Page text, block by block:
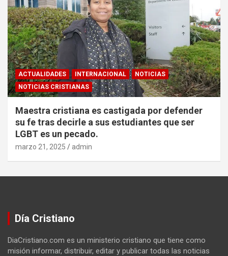
ACTUALIDADES INTERNACIONAL
NOTICIAS
NOTICIAS CRISTIANAS
Maestra cristiana es castigada por defender
su fe tras decirle a sus estudiantes que ser
LGBT es un pecado.
marzo 21, 2025 admin
Día Cristiano
DiaCristiano.com es un ministerio cristiano que tiene como
misión informar, distribuir, editar y publicar todas las noticias